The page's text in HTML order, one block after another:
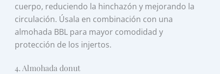
cuerpo, reduciendo la hinchazón y mejorando la
circulación. Úsala en combinación con una
almohada BBL para mayor comodidad y
protección de los injertos.
4. Almohada donut